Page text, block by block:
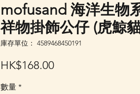
mofusand 海洋生物
祥物掛飾公仔 (虎鯨
庫存單位： 4589468450191
HK$168.00價
數量 *